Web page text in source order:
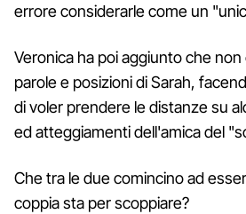
errore considerarle come un
Veronica ha poi aggiunto che
parole e posizioni di Sarah,
di voler prendere le distanze su
ed atteggiamenti dell'amica del
Che tra le due comincino ad
coppia sta per scoppiare?